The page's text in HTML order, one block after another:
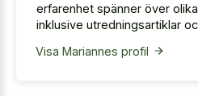
erfarenhet spänner över
inklusive utredningsartiklar
Visa Mariannes profil